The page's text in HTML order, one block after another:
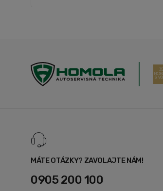
MÁTE OTÁZKY? ZAVOLAJTE NÁM!
0905 200 100